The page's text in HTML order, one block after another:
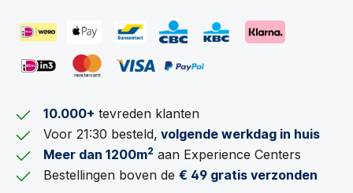
10.000+ tevreden klanten
Voor 21:30 besteld, volgende werkdag in huis
Meer dan 1200m2 aan Experience Centers
Bestellingen boven de€ 49 gratis verzonden